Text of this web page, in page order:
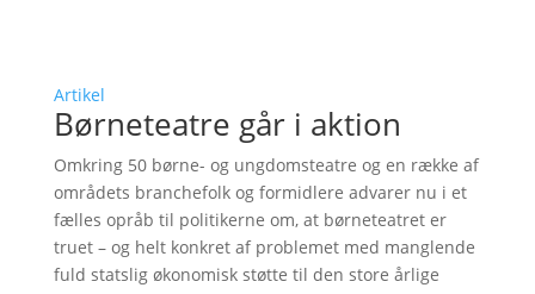
Artikel
Børneteatre går i aktion
Omkring 50 børne- og ungdomsteatre og en række af
områdets branchefolk og formidlere advarer nu i et
fælles opråb til politikerne om, at børneteatret er
truet – og helt konkret af problemet med manglende
fuld statslig økonomisk støtte til den store årlige